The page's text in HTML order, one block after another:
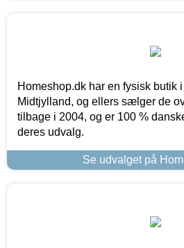
Homeshop.dk har en fysisk butik
Midtjylland, og ellers sælger de
tilbage i 2004, og er 100 %
deres udvalg.
Se udvalget på